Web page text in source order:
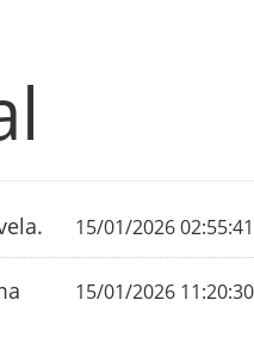
15/01/2026 02:55:41
15/01/2026 11:20:30